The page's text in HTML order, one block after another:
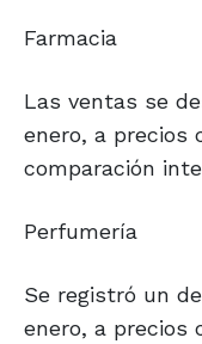
Farmacia
Las ventas se
enero, a precios
comparación
Perfumería
Se registró un
enero, a precios